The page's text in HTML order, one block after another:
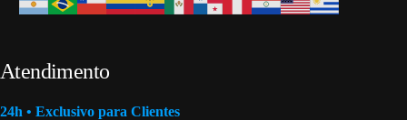
Atendimento
24h • Exclusivo para Clientes